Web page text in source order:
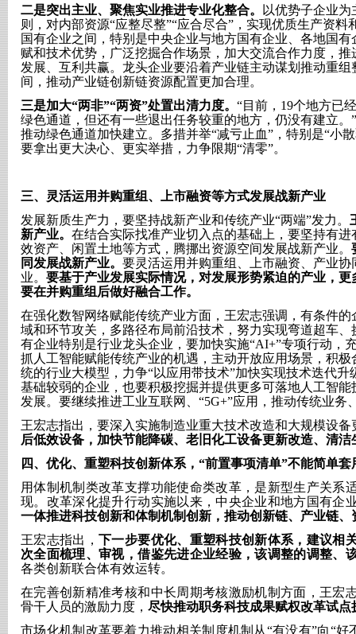
二是突出主业、聚焦实业推进专业化整合。
以优势子企业为
则，对内部资源“应整尽整”“应合尽合”，实现优质生产资
国有企业之间，特别是中央企业与地方国有企业、各地国
赋和技术优势，广泛挖掘合作场景，加大交流合作力度，
发展、互利共赢。龙头企业要沿着产业链主动谋划推动重
间，推动产业链创新链资源配置更加合理。
三是加大“两非”“两资”处置出清力度。 “目前，19个地方已
绿色通道，但还有一些退出任务较重的地方，仍没有建立
推动绿色通道加快建立。多措并举“减亏止血”，特别是“小
要拿出更大决心、更实举措，力争限期“清零”。
三、
灵活运用并购重组、上市融资等方式发展战新产业
发展新质生产力，要坚持战新产业和传统产业“两端”发力。
新产业。 在结合实际找准产业切入点的基础上，要坚持有
效资产、闲置土地等方式，腾挪出资源空间发展战新产业。
同发展战新产业。 要灵活运用并购重组、上市融资、产业
业。 要基于产业发展实际情况，对发展形势紧迫的产业，
要在并购重组后做好融合工作。
在强化数智网络赋能传统产业方面，王宏志强调，有条件
域和环节攻关，多路径布局前沿技术，努力实现弯道超车
有企业特别是行业龙头企业，要加快实施“AI+”专项行动，
抓人工智能赋能传统产业的机遇，主动开放应用场景，积
统的行业大模型，力争“以应用带技术”加快实现技术迭代
基础较弱的企业，也要积极挖掘并提供更多可落地人工智
发展。要继续推进工业互联网、“5G+”应用，推动传统业务
王宏志指出，要深入实施制造业重大技术改造和大规模设备
后低效设备，加快节能降碳、老旧化工设备更新改造、清
四、 优化、重塑科技创新体系， “前置事项清单”不能简单套
用体制机制类改革支撑功能使命类改革，是新型生产关系
现。改革深化提升行动实施以来，中央企业和地方国有企
一体推进科技创新和体制机制创新，推动创新链、产业链、
王宏志指出，下一步要优化、重塑科技创新体系，建议相
次全面梳理、审视，借鉴先进企业经验，该调整的调整、
各类创新联合体有效运转。
在完善创新精准考核和中长周期考核激励机制方面，王宏
骨干人员的激励力度， 尽快推动职务科技成果赋权改革试点
市场化机制改革要着力推动相关制度机制从“有没有”向“好